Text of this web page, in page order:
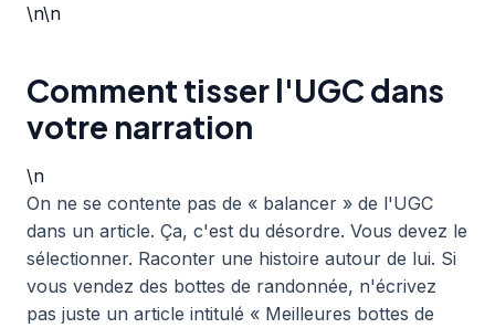
\n\n
Comment tisser l'UGC dans
votre narration
\n
On ne se contente pas de « balancer » de l'UGC
dans un article. Ça, c'est du désordre. Vous devez le
sélectionner. Raconter une histoire autour de lui. Si
vous vendez des bottes de randonnée, n'écrivez
pas juste un article intitulé « Meilleures bottes de